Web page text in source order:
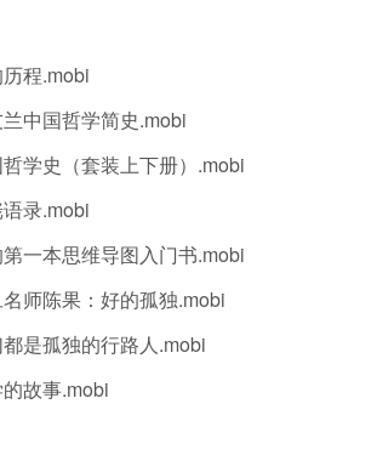
程.mobi
中国哲学简史.mobi
学史（套装上下册）.mobi
录.mobi
一本思维导图入门书.mobi
师陈果：好的孤独.mobi
是孤独的行路人.mobi
故事.mobi